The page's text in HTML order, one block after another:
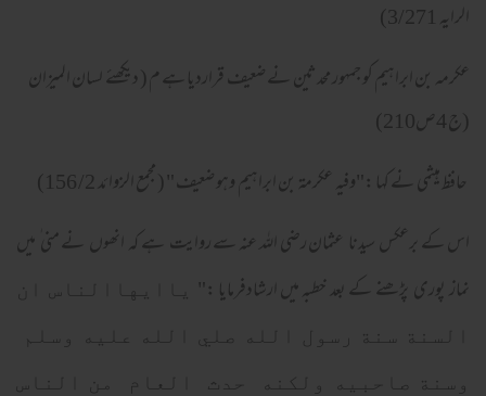
الرایہ 3/271)
عکرمہ بن ابراہیم کو جمہور محدثین نے ضعیف قراردیا ہے م ( دیکھئے لسان المیزان
(ج 4ص210)
حافظ ہیثمی نے کہا :"وفيه عكرمة بن ابراهيم وهو ضعيف " ( مجمع الزوائد 2/ 156)
اس کے برعکس سیدنا عثمان رضی اللہ عنہ سے روایت ہے کہ انھوں نے منی ٰ میں
نماز پوری پڑھنے کے بعد خطبہ میں ارشادفرمایا :" ياايهاالناس ان
السنة سنة رسول الله صلي الله عليه وسلم
وسنة صاحبيه ولكنه حدث العام من الناس